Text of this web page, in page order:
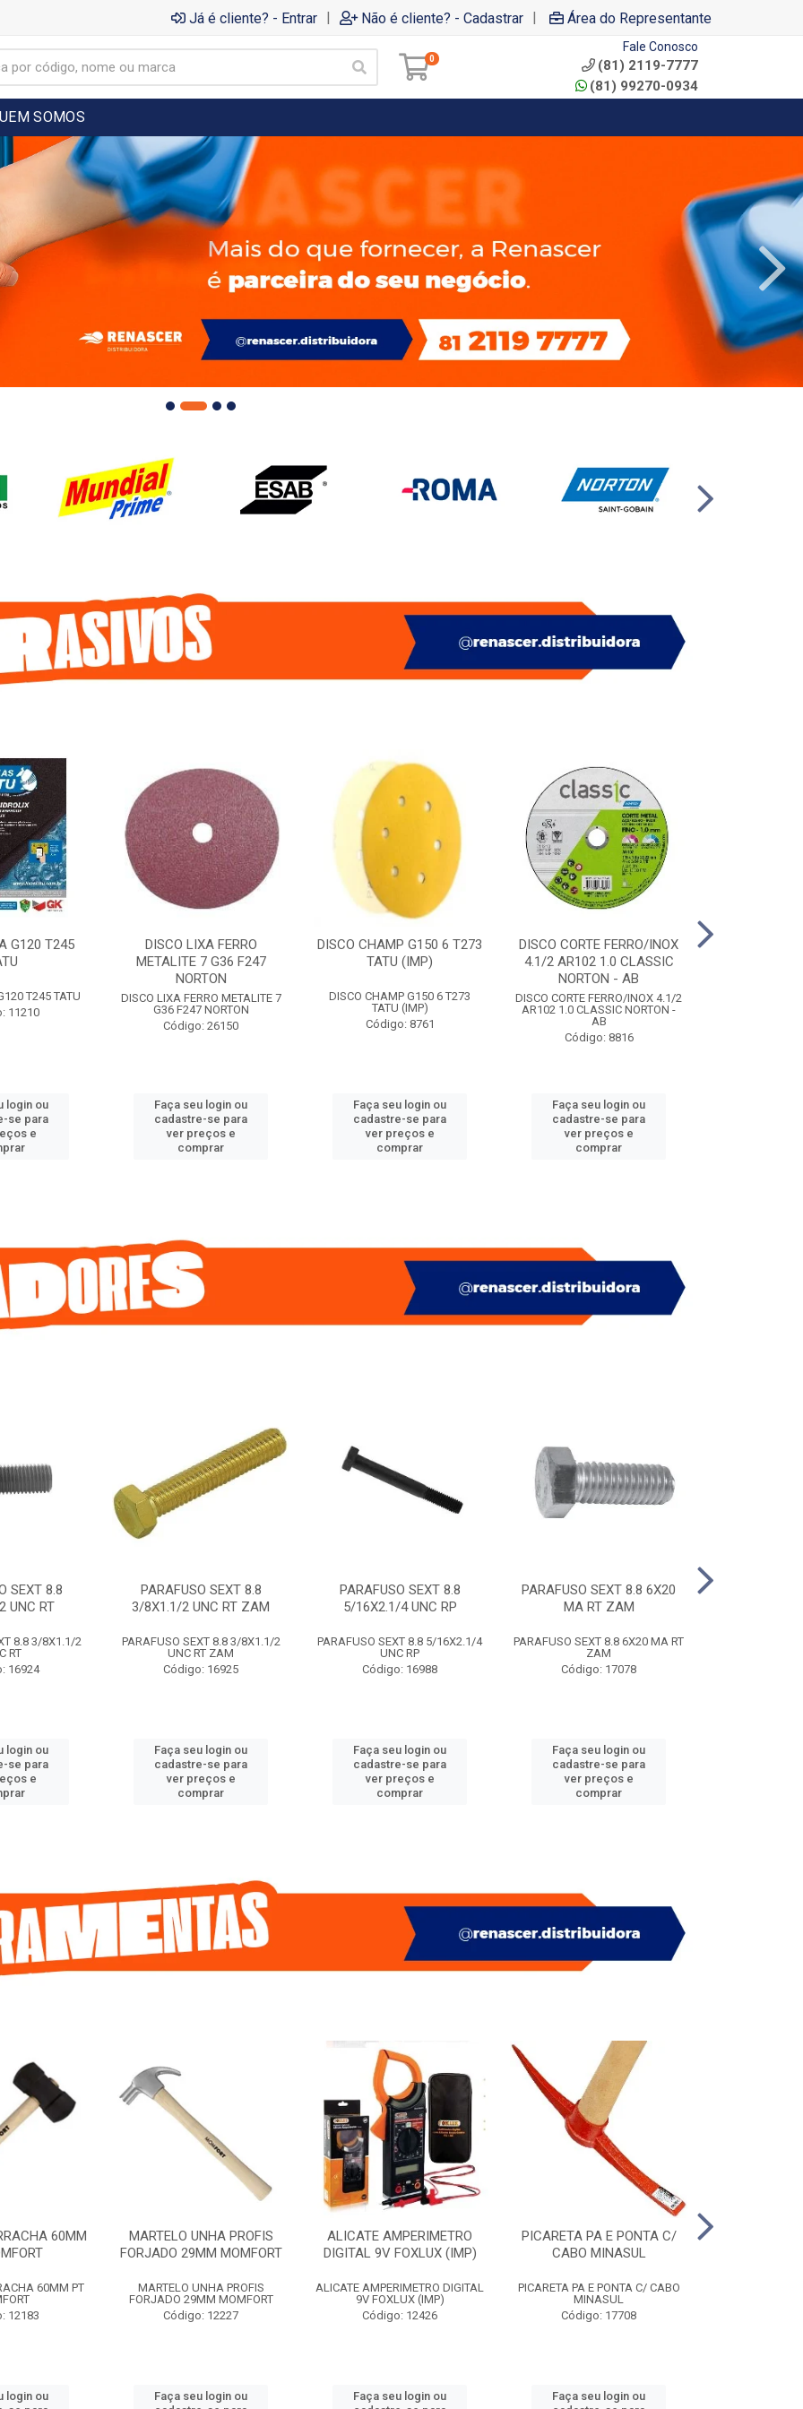
Já é cliente? - Entrar | Não é cliente? - Cadastrar | Área do Representante
0
Fale Conosco
(81) 2119-7777
(81) 99270-0934
SOMOS
G120 T245
T245 TATU
11210
login ou
se para
e
DISCO LIXA FERRO
METALITE 7 G36 F247
NORTON
DISCO LIXA FERRO METALITE 7
G36 F247 NORTON
Código: 26150
Faça seu login ou
cadastre-se para
ver preços e
comprar
DISCO CHAMP G150 6 T273
TATU (IMP)
DISCO CHAMP G150 6 T273
TATU (IMP)
Código: 8761
Faça seu login ou
cadastre-se para
ver preços e
comprar
DISCO CORTE FERRO/INOX
4.1/2 AR102 1.0 CLASSIC
NORTON - AB
DISCO CORTE FERRO/INOX 4.1/2
AR102 1.0 CLASSIC NORTON -
AB
Código: 8816
Faça seu login ou
cadastre-se para
ver preços e
comprar
SEXT 8.8
UNC RT
8.8 3/8X1.1/2
RT
16924
login ou
se para
e
PARAFUSO SEXT 8.8
3/8X1.1/2 UNC RT ZAM
PARAFUSO SEXT 8.8 3/8X1.1/2
UNC RT ZAM
Código: 16925
Faça seu login ou
cadastre-se para
ver preços e
comprar
PARAFUSO SEXT 8.8
5/16X2.1/4 UNC RP
PARAFUSO SEXT 8.8 5/16X2.1/4
UNC RP
Código: 16988
Faça seu login ou
cadastre-se para
ver preços e
comprar
PARAFUSO SEXT 8.8 6X20
MA RT ZAM
PARAFUSO SEXT 8.8 6X20 MA RT
ZAM
Código: 17078
Faça seu login ou
cadastre-se para
ver preços e
comprar
60MM
60MM PT
12183
login ou
MARTELO UNHA PROFIS
FORJADO 29MM MOMFORT
MARTELO UNHA PROFIS
FORJADO 29MM MOMFORT
Código: 12227
Faça seu login ou
ALICATE AMPERIMETRO
DIGITAL 9V FOXLUX (IMP)
ALICATE AMPERIMETRO DIGITAL
9V FOXLUX (IMP)
Código: 12426
Faça seu login ou
PICARETA PA E PONTA C/
CABO MINASUL
PICARETA PA E PONTA C/ CABO
MINASUL
Código: 17708
Faça seu login ou